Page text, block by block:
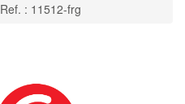
Ref. : 11512-frg